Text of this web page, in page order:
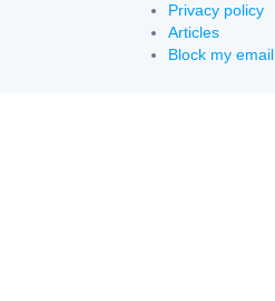
Privacy policy
Articles
Block my email